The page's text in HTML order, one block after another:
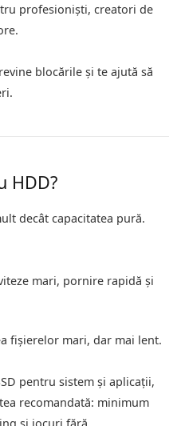
profesioniști, creatori de
blocările și te ajută să
HDD?
decât capacitatea pură.
mari, pornire rapidă și
fișierelor mari, dar mai lent.
pentru sistem și aplicații,
recomandată: minimum